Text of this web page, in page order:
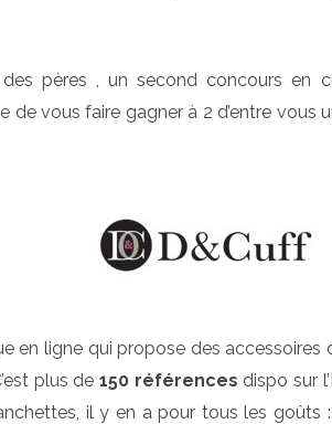
pères , un second concours en
de vous faire gagner à 2 d’entre
en ligne qui propose des
plus de150 références dispo sur
il y en a pour tous les goûts